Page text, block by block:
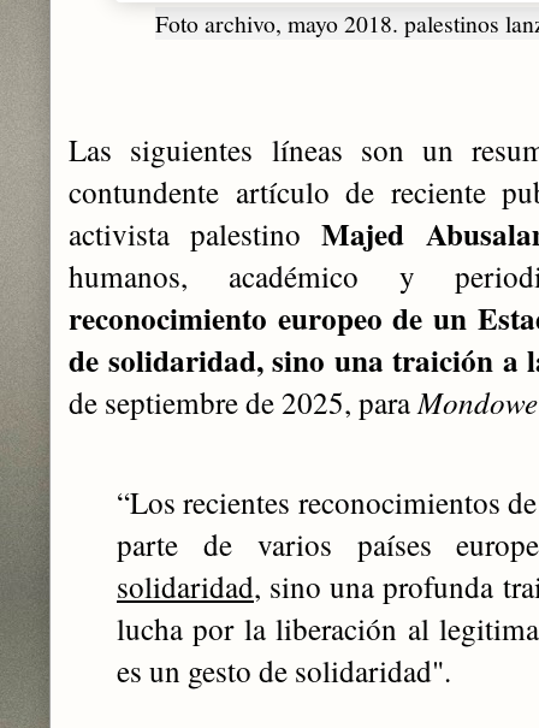
Foto archivo, mayo 2018. palestinos
Las siguientes líneas son un
contundente artículo de reciente
activista palestinoMajed
humanos, académico y
reconocimiento europeo de un
de solidaridad, sino una traición a
de septiembre de 2025, para
“Los recientes reconocimientos
parte de varios países
solidaridad, sino una profunda
lucha por la liberación al
es un gesto de solidaridad".